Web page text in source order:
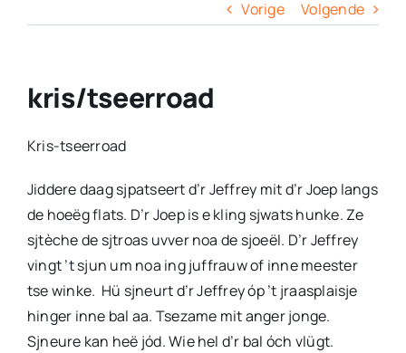
Vorige Volgende
kris/tseerroad
Kris-tseerroad
Jiddere daag sjpatseert d’r Jeffrey mit d’r Joep langs
de hoeëg flats. D’r Joep is e kling sjwats hunke. Ze
sjtèche de sjtroas uvver noa de sjoeël. D’r Jeffrey
vingt ’t sjun um noa ing juffrauw of inne meester
tse winke. Hü sjneurt d’r Jeffrey óp ’t jraasplaisje
hinger inne bal aa. Tsezame mit anger jonge.
Sjneure kan heë jód. Wie hel d’r bal óch vlügt.